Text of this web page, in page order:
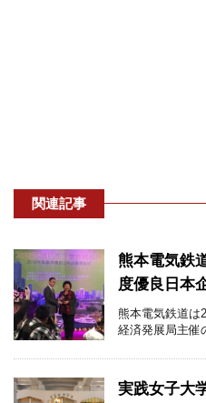
関連記事
熊本電気鉄
度優良日本
熊本電気鉄道
経済発展局主催
実践女子大